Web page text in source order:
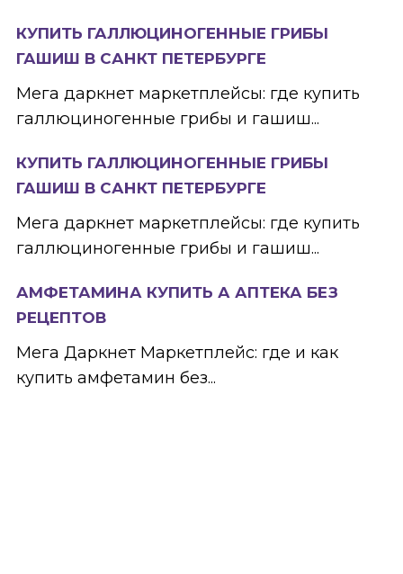
КУПИТЬ ГАЛЛЮЦИНОГЕННЫЕ ГРИБЫ
ГАШИШ В САНКТ ПЕТЕРБУРГЕ
Мега даркнет маркетплейсы: где купить
галлюциногенные грибы и гашиш...
КУПИТЬ ГАЛЛЮЦИНОГЕННЫЕ ГРИБЫ
ГАШИШ В САНКТ ПЕТЕРБУРГЕ
Мега даркнет маркетплейсы: где купить
галлюциногенные грибы и гашиш...
АМФЕТАМИНА КУПИТЬ А АПТЕКА БЕЗ
РЕЦЕПТОВ
Мега Даркнет Маркетплейс: где и как
купить амфетамин без...